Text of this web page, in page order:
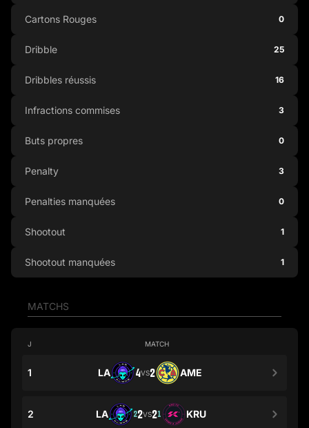
MATCHS
J MATCH
1 LA 4VS2 AME
2 LA 22VS21 KRU
Cartons Rouges 0
Dribble 25
Dribbles réussis 16
Infractions commises 3
Buts propres 0
Penalty 3
Penalties manquées 0
Shootout 1
Shootout manquées 1